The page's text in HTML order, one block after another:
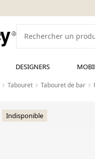
DESIGNERS
Tabouret Tabouret de bar
Indisponible